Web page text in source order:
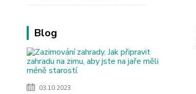
Blog
03.10.2023